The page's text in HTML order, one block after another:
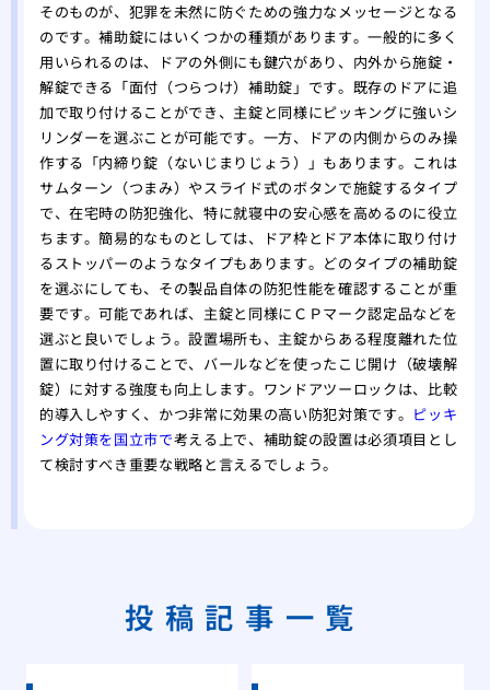
そのものが、犯罪を未然に防ぐための強力なメッセージとなる
のです。補助錠にはいくつかの種類があります。一般的に多く
用いられるのは、ドアの外側にも鍵穴があり、内外から施錠・
解錠できる「面付（つらつけ）補助錠」です。既存のドアに追
加で取り付けることができ、主錠と同様にピッキングに強いシ
リンダーを選ぶことが可能です。一方、ドアの内側からのみ操
作する「内締り錠（ないじまりじょう）」もあります。これは
サムターン（つまみ）やスライド式のボタンで施錠するタイプ
で、在宅時の防犯強化、特に就寝中の安心感を高めるのに役立
ちます。簡易的なものとしては、ドア枠とドア本体に取り付け
るストッパーのようなタイプもあります。どのタイプの補助錠
を選ぶにしても、その製品自体の防犯性能を確認することが重
要です。可能であれば、主錠と同様にＣＰマーク認定品などを
選ぶと良いでしょう。設置場所も、主錠からある程度離れた位
置に取り付けることで、バールなどを使ったこじ開け（破壊解
錠）に対する強度も向上します。ワンドアツーロックは、比較
的導入しやすく、かつ非常に効果の高い防犯対策です。 ピッキ
ング対策を国立市で考える上で、補助錠の設置は必須項目とし
て検討すべき重要な戦略と言えるでしょう。
投稿記事一覧